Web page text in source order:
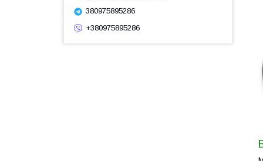
380975895286
+380975895286